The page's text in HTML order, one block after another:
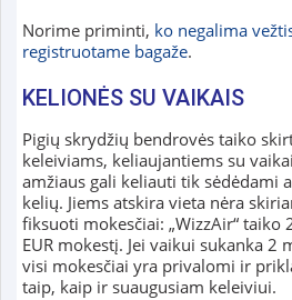
Norime priminti, ko negalima
registruotame bagaže.
KELIONĖS SU VAIKAIS
Pigių skrydžių bendrovės taiko
keleiviams, keliaujantiems su
amžiaus gali keliauti tik sėdėdami
kelių. Jiems atskira vieta nėra
fiksuoti mokesčiai: „WizzAir“ taiko
EUR mokestį. Jei vaikui sukanka 2
visi mokesčiai yra privalomi ir
taip, kaip ir suaugusiam keleiviui.